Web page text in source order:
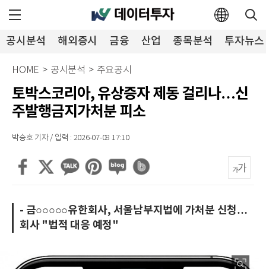
공시분석 해외증시 금융 산업 종목분석 투자뉴스
HOME > 공시분석 > 주요공시
토박스코리아, 유상증자 제동 걸리나…신
주발행금지가처분 피소
박승호 기자 / 입력 : 2026-07-08 17:10
- 금○○○○○유한회사, 서울남부지법에 가처분 신청…
회사 "법적 대응 예정"